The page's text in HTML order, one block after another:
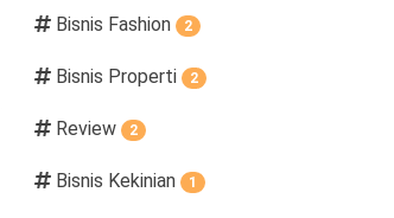
Bisnis Fashion 2
Bisnis Properti 2
Review 2
Bisnis Kekinian 1